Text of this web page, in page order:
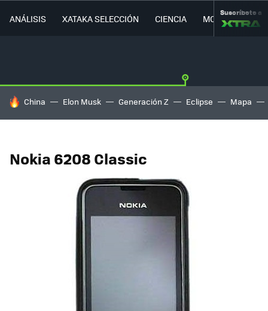
ANÁLISIS XATAKA SELECCIÓN CIENCIA MOVILIDAD
Suscríbete a
HOY SE HABLA DE
China Elon Musk Generación Z Eclipse Mapa
Nokia 6208 Classic